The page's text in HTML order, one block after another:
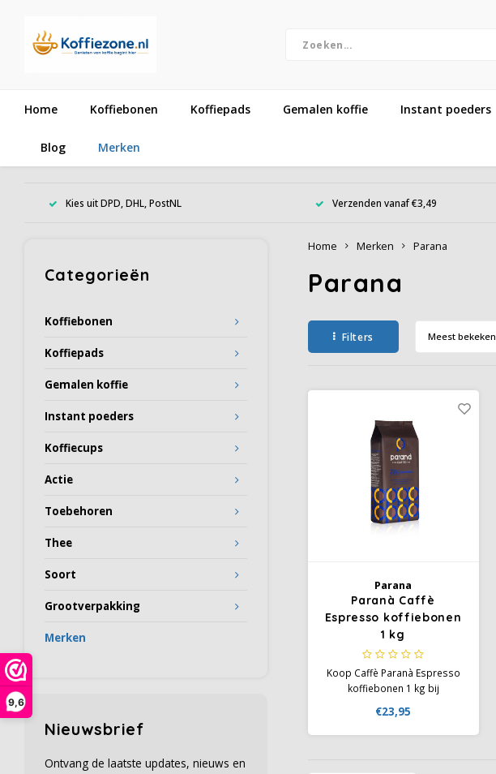
9,6
Home Koffiebonen Koffiepads Gemalen koffie Instant poeders
Blog Merken
Kies uit DPD, DHL, PostNL Verzenden vanaf €3,49
Categorieën
Koffiebonen
Koffiepads
Gemalen koffie
Instant poeders
Koffiecups
Actie
Toebehoren
Thee
Soort
Grootverpakking
Merken
Nieuwsbrief
Ontvang de laatste updates, nieuws en
Home Merken Parana
Parana
Filters Meest bekeken
Parana
Paranà Caffè
Espresso koffiebonen
1 kg
Koop Caffè Paranà Espresso
koffiebonen 1 kg bij
espresso met 70% Arabica,
tonen van cacao, honing en
€23,95